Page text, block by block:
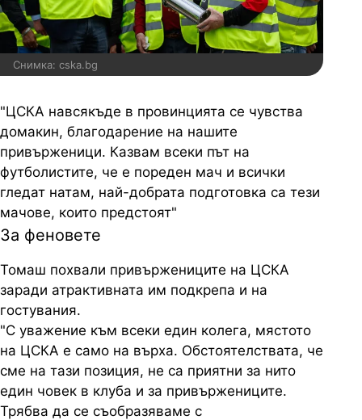
Снимка: cska.bg
"ЦСКА навсякъде в провинцията се чувства
домакин, благодарение на нашите
привърженици. Казвам всеки път на
футболистите, че е пореден мач и всички
гледат натам, най-добрата подготовка са тези
мачове, които предстоят"
За феновете
Томаш похвали привържениците на ЦСКА
заради атрактивната им подкрепа и на
гостувания.
"С уважение към всеки един колега, мястото
на ЦСКА е само на върха. Обстоятелствата, че
сме на тази позиция, не са приятни за нито
един човек в клуба и за привържениците.
Трябва да се съобразяваме с